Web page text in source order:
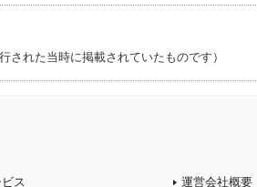
れた当時に掲載されていたものです）
ス 運営会社概要